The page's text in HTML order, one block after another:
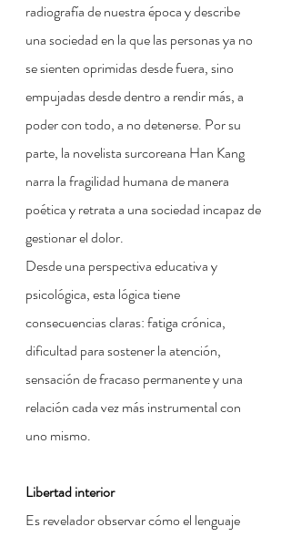
radiografía de nuestra época y describe
una sociedad en la que las personas ya no
se sienten oprimidas desde fuera, sino
empujadas desde dentro a rendir más, a
poder con todo, a no detenerse. Por su
parte, la novelista surcoreana Han Kang
narra la fragilidad humana de manera
poética y retrata a una sociedad incapaz de
gestionar el dolor.
Desde una perspectiva educativa y
psicológica, esta lógica tiene
consecuencias claras: fatiga crónica,
dificultad para sostener la atención,
sensación de fracaso permanente y una
relación cada vez más instrumental con
uno mismo.
Libertad interior
Es revelador observar cómo el lenguaje